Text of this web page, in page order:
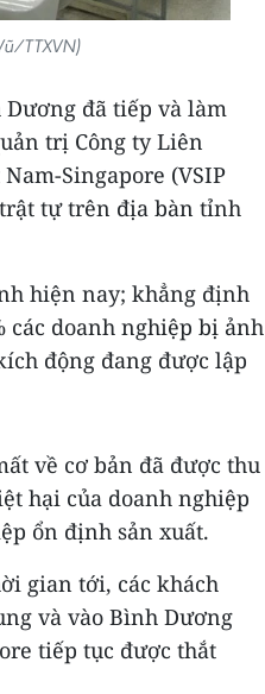
TTXVN)
đã tiếp và làm
trị Công ty Liên
Singapore (VSIP
tự trên địa bàn tỉnh
hiện nay; khẳng định
doanh nghiệp bị ảnh
động đang được lập
về cơ bản đã được thu
hại của doanh nghiệp
ổn định sản xuất.
gian tới, các khách
và vào Bình Dương
tiếp tục được thắt